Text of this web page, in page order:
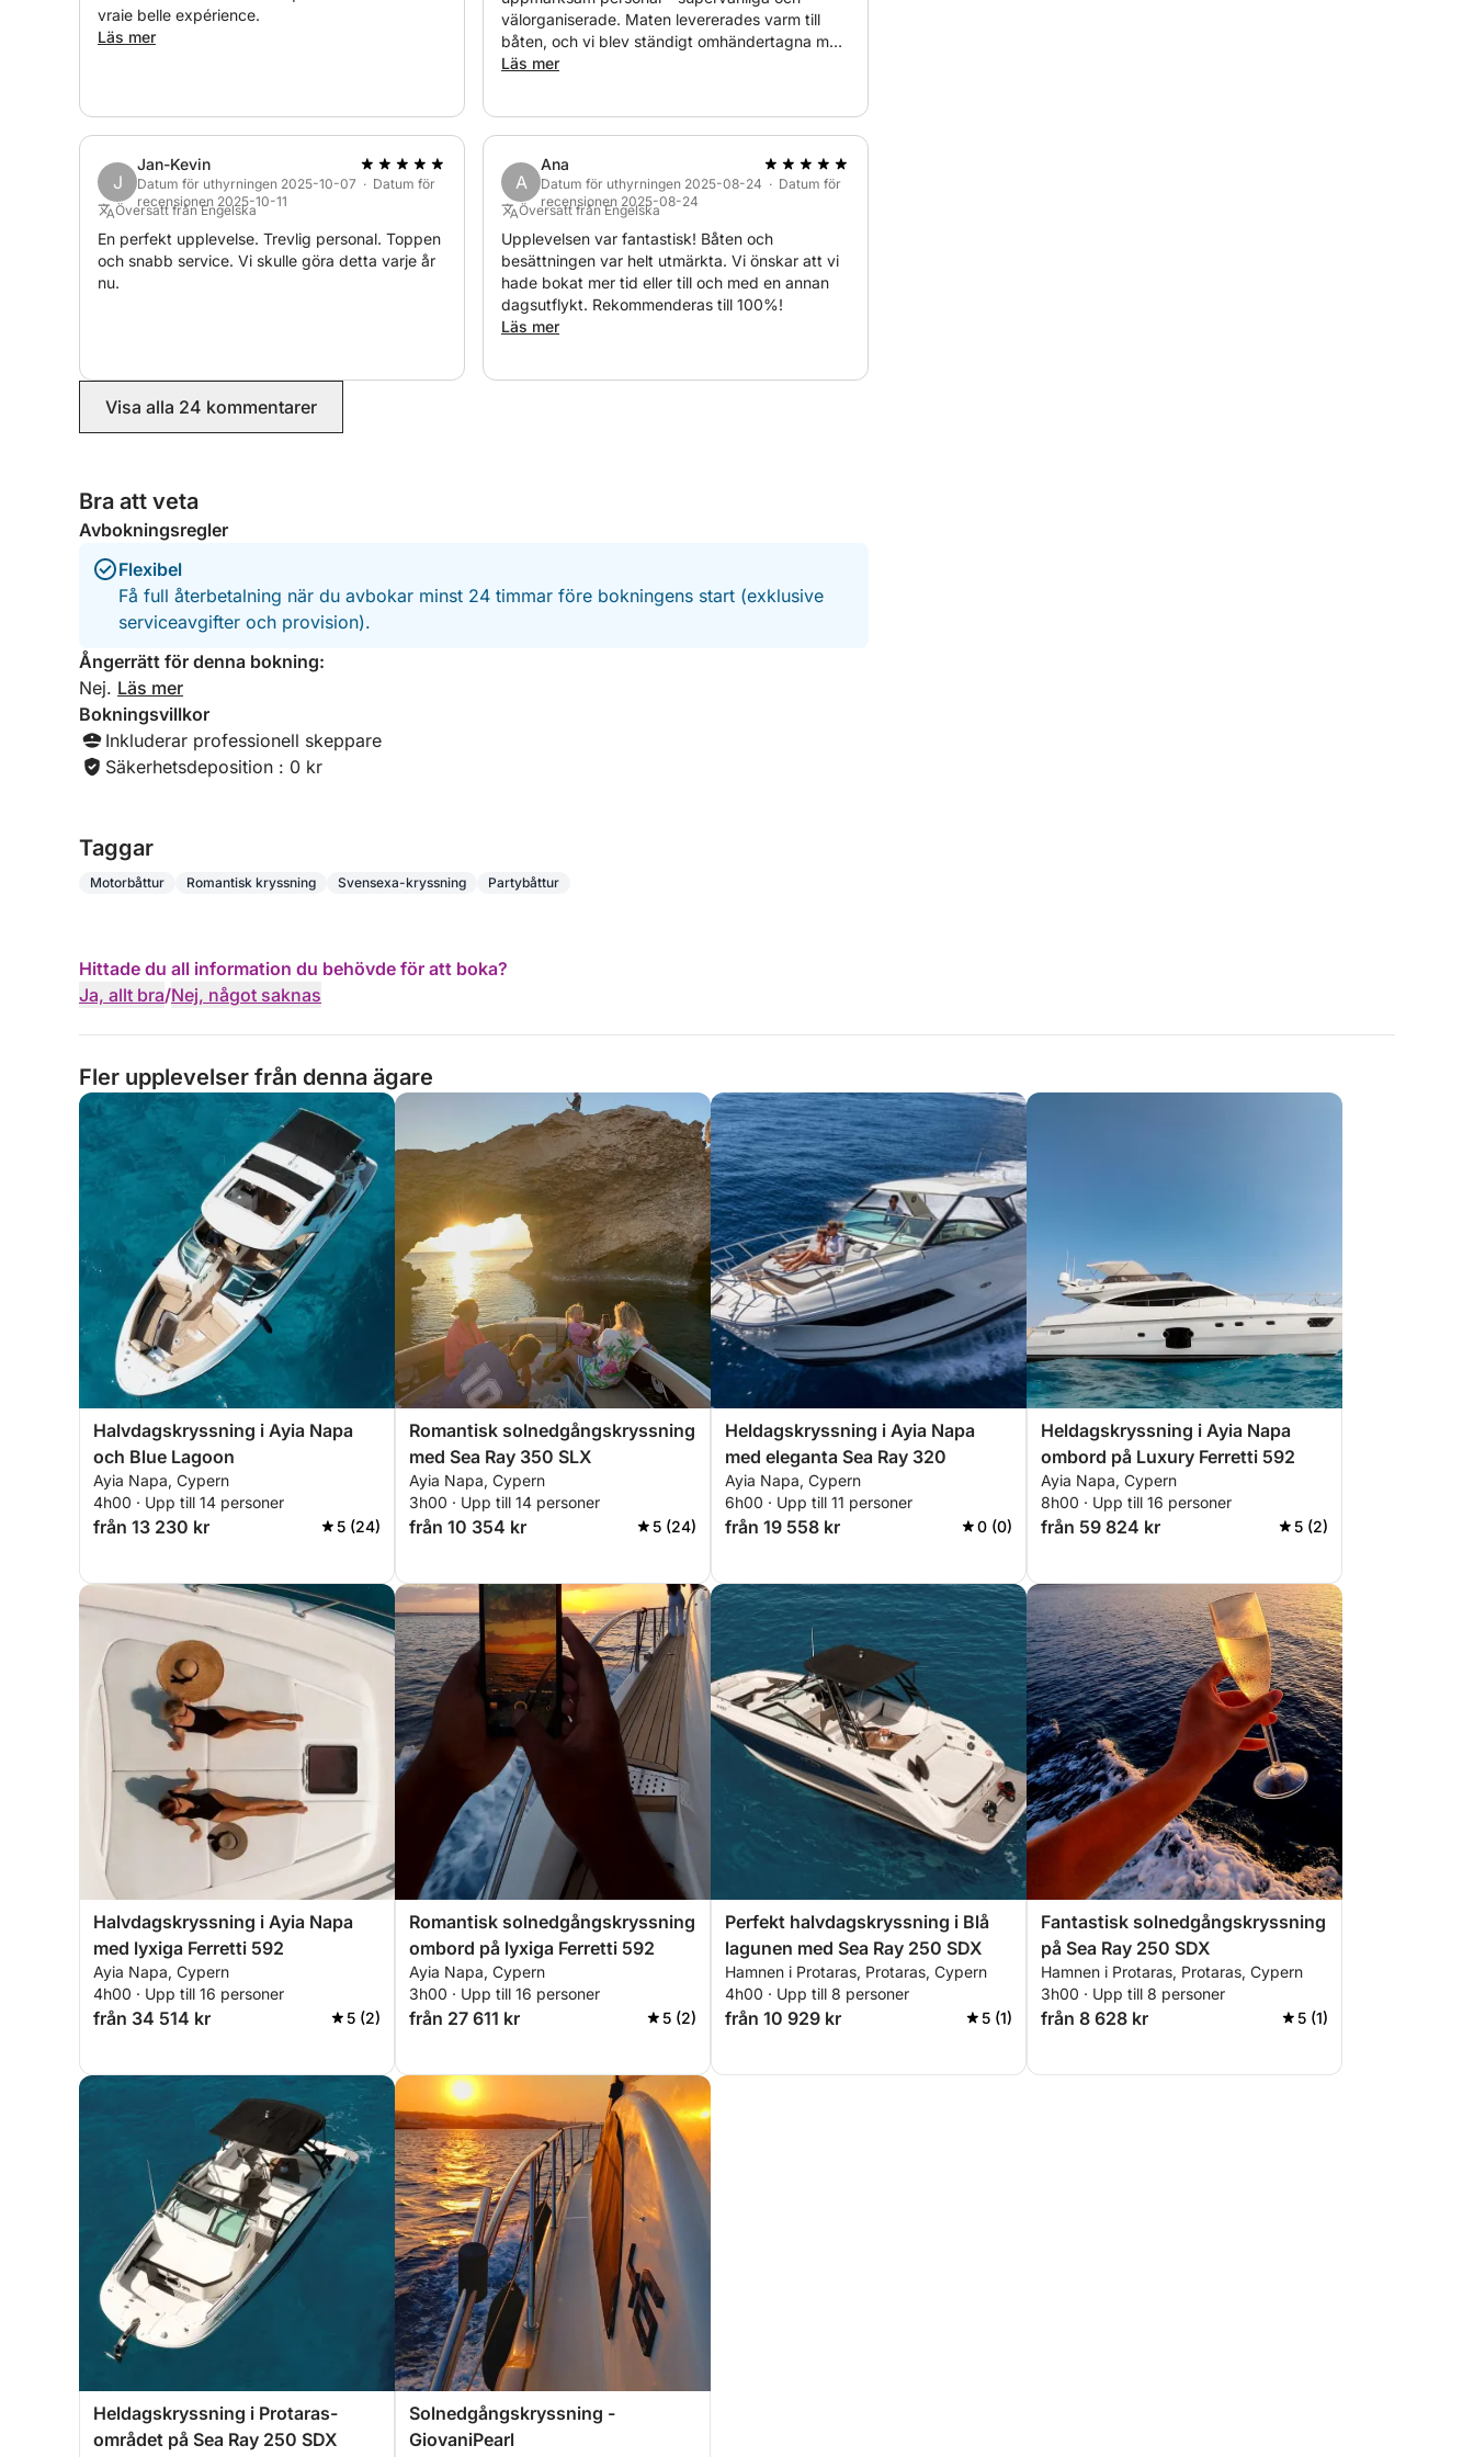
vraie belle expérience.
Läs mer
välorganiserade. Maten levererades varm till
båten, och vi blev ständigt omhändertagna med
drycker, snacks, frukt och vatten. Definitivt en
Läs mer
J
Jan-Kevin
Datum för uthyrningen 2025-10-07 · Datum för
recensionen 2025-10-11
Översatt från Engelska
En perfekt upplevelse. Trevlig personal. Toppen
och snabb service. Vi skulle göra detta varje år
nu.
A
Ana
Datum för uthyrningen 2025-08-24 · Datum för
recensionen 2025-08-24
Översatt från Engelska
Upplevelsen var fantastisk! Båten och
besättningen var helt utmärkta. Vi önskar att vi
hade bokat mer tid eller till och med en annan
dagsutflykt. Rekommenderas till 100%!
Läs mer
Visa alla 24 kommentarer
Bra att veta
Avbokningsregler
Flexibel
Få full återbetalning när du avbokar minst 24 timmar före bokningens start (exklusive
serviceavgifter och provision).
Ångerrätt för denna bokning:
Nej. Läs mer
Bokningsvillkor
Inkluderar professionell skeppare
Säkerhetsdeposition : 0 kr
Taggar
Motorbåttur Romantisk kryssning Svensexa-kryssning Partybåttur
Hittade du all information du behövde för att boka?
Ja, allt bra/Nej, något saknas
Fler upplevelser från denna ägare
Halvdagskryssning i Ayia Napa
och Blue Lagoon
Ayia Napa, Cypern
4h00 · Upp till 14 personer
från 13 230 kr 5 (24)
Romantisk solnedgångskryssning
med Sea Ray 350 SLX
Ayia Napa, Cypern
3h00 · Upp till 14 personer
från 10 354 kr 5 (24)
Heldagskryssning i Ayia Napa
med eleganta Sea Ray 320
Ayia Napa, Cypern
6h00 · Upp till 11 personer
från 19 558 kr 0 (0)
Heldagskryssning i Ayia Napa
ombord på Luxury Ferretti 592
Ayia Napa, Cypern
8h00 · Upp till 16 personer
från 59 824 kr 5 (2)
Halvdagskryssning i Ayia Napa
med lyxiga Ferretti 592
Ayia Napa, Cypern
4h00 · Upp till 16 personer
från 34 514 kr 5 (2)
Romantisk solnedgångskryssning
ombord på lyxiga Ferretti 592
Ayia Napa, Cypern
3h00 · Upp till 16 personer
från 27 611 kr 5 (2)
Perfekt halvdagskryssning i Blå
lagunen med Sea Ray 250 SDX
Hamnen i Protaras, Protaras, Cypern
4h00 · Upp till 8 personer
från 10 929 kr 5 (1)
Fantastisk solnedgångskryssning
på Sea Ray 250 SDX
Hamnen i Protaras, Protaras, Cypern
3h00 · Upp till 8 personer
från 8 628 kr 5 (1)
Heldagskryssning i Protaras-
området på Sea Ray 250 SDX
Solnedgångskryssning -
GiovaniPearl